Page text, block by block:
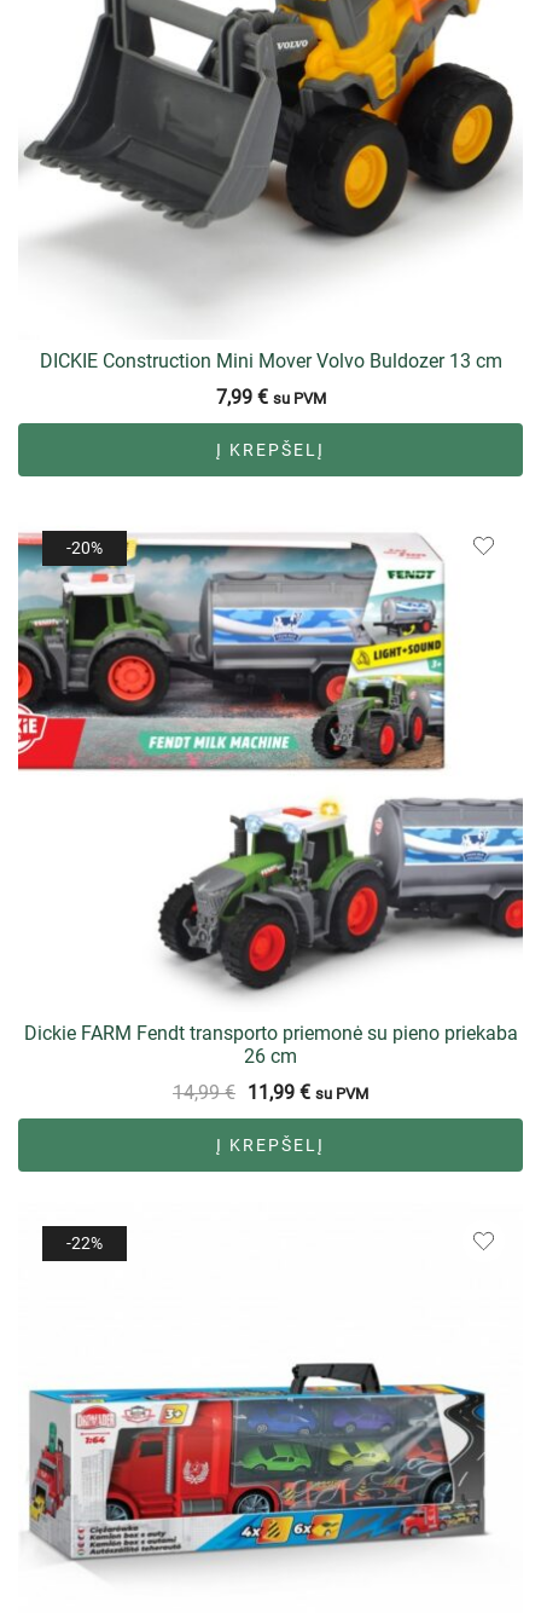
DICKIE Construction Mini Mover Volvo Buldozer 13 cm
7,99 € su PVM
Į KREPŠELĮ
-20%
Dickie FARM Fendt transporto priemonė su pieno priekaba
26 cm
14,99€ 11,99 € su PVM
Į KREPŠELĮ
-22%